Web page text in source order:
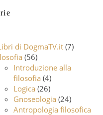
di DogmaTV.it(7)
(56)
Introduzione alla
filosofia (4)
Logica (26)
Gnoseologia (24)
Antropologia filosofica